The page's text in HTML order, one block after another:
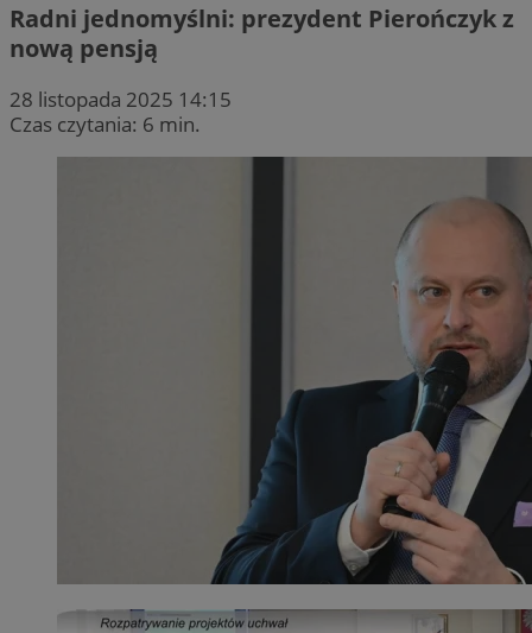
Radni jednomyślni: prezydent Pierończyk z
nową pensją
28 listopada 2025 14:15
Czas czytania: 6 min.